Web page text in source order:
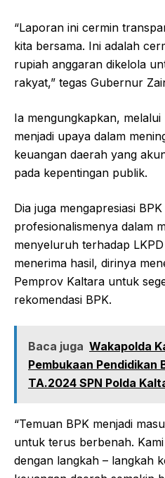
“Laporan ini cermin
kita bersama. Ini adalah
rupiah anggaran dikelola
rakyat,” tegas Gubernur
Ia mengungkapkan,
menjadi upaya dalam
keuangan daerah yang
pada kepentingan publik.
Dia juga mengapresiasi
profesionalismenya dalam
menyeluruh terhadap
menerima hasil, dirinya
Pemprov Kaltara untuk
rekomendasi BPK.
Baca juga Wakapolda
Pembukaan Pendidikan
TA.2024 SPN Polda
“Temuan BPK menjadi
untuk terus berbenah.
dengan langkah – langkah